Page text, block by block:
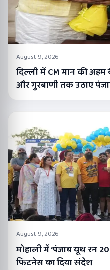
August 9, 2026
दिल्ली में CM मान की
और गुरबाणी तक उठाए
August 9, 2026
मोहाली में ‘पंजाब यूथ रन
फिटनेस का दिया संदेश